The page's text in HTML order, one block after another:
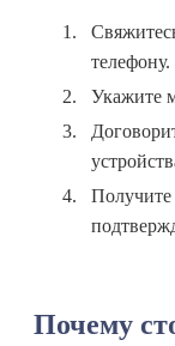
телефону.
Укажите
Почему